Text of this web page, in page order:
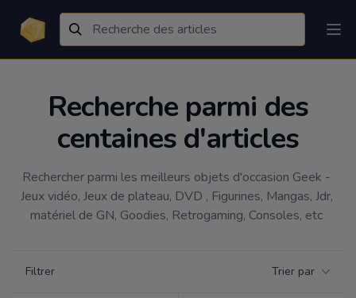
Recherche parmi des
centaines d'articles
Rechercher parmi les meilleurs objets d'occasion Geek -
Jeux vidéo, Jeux de plateau, DVD , Figurines, Mangas, Jdr,
matériel de GN, Goodies, Retrogaming, Consoles, etc
Filtrer Trier par